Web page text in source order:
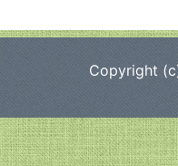
Copyright